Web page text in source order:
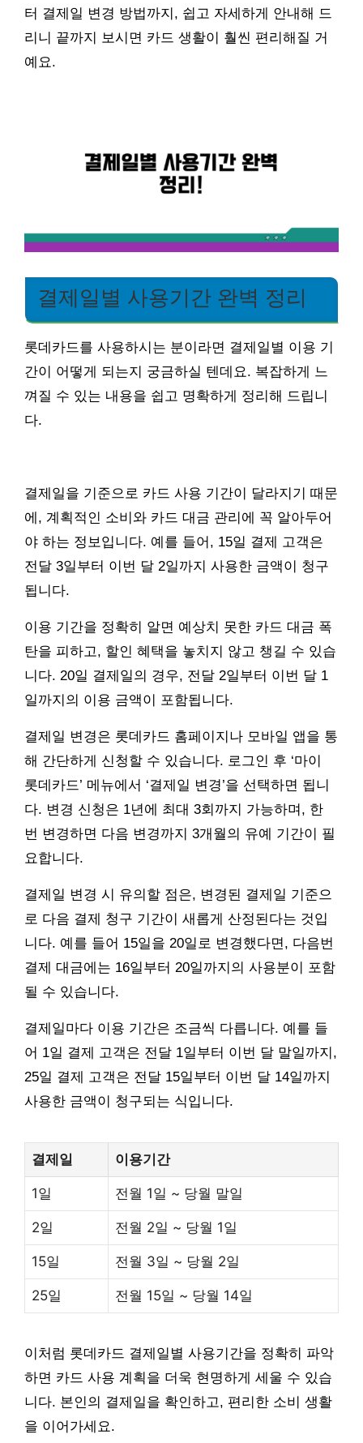
터 결제일 변경 방법까지, 쉽고 자세하게 안내해 드
리니 끝까지 보시면 카드 생활이 훨씬 편리해질 거
예요.
결제일별 사용기간 완벽 정리
롯데카드를 사용하시는 분이라면 결제일별 이용 기
간이 어떻게 되는지 궁금하실 텐데요. 복잡하게 느
껴질 수 있는 내용을 쉽고 명확하게 정리해 드립니
다.
결제일을 기준으로 카드 사용 기간이 달라지기 때문
에, 계획적인 소비와 카드 대금 관리에 꼭 알아두어
야 하는 정보입니다. 예를 들어, 15일 결제 고객은
전달 3일부터 이번 달 2일까지 사용한 금액이 청구
됩니다.
이용 기간을 정확히 알면 예상치 못한 카드 대금 폭
탄을 피하고, 할인 혜택을 놓치지 않고 챙길 수 있습
니다. 20일 결제일의 경우, 전달 2일부터 이번 달 1
일까지의 이용 금액이 포함됩니다.
결제일 변경은 롯데카드 홈페이지나 모바일 앱을 통
해 간단하게 신청할 수 있습니다. 로그인 후 ‘마이
롯데카드’ 메뉴에서 ‘결제일 변경’을 선택하면 됩니
다. 변경 신청은 1년에 최대 3회까지 가능하며, 한
번 변경하면 다음 변경까지 3개월의 유예 기간이 필
요합니다.
결제일 변경 시 유의할 점은, 변경된 결제일 기준으
로 다음 결제 청구 기간이 새롭게 산정된다는 것입
니다. 예를 들어 15일을 20일로 변경했다면, 다음번
결제 대금에는 16일부터 20일까지의 사용분이 포함
될 수 있습니다.
결제일마다 이용 기간은 조금씩 다릅니다. 예를 들
어 1일 결제 고객은 전달 1일부터 이번 달 말일까지,
25일 결제 고객은 전달 15일부터 이번 달 14일까지
사용한 금액이 청구되는 식입니다.
결제일 이용기간
1일 전월 1일 ~ 당월 말일
2일 전월 2일 ~ 당월 1일
15일 전월 3일 ~ 당월 2일
25일 전월 15일 ~ 당월 14일
이처럼 롯데카드 결제일별 사용기간을 정확히 파악
하면 카드 사용 계획을 더욱 현명하게 세울 수 있습
니다. 본인의 결제일을 확인하고, 편리한 소비 생활
을 이어가세요.